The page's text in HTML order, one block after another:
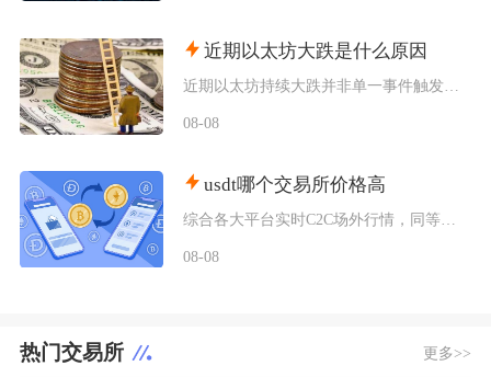
近期以太坊大跌是什么原因
08-08
usdt哪个交易所价格高
08-08
热门交易所 更多>>